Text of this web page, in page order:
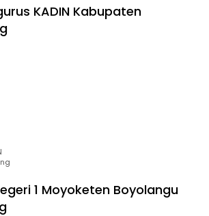
KADIN Kabupaten
1 Moyoketen Boyolangu